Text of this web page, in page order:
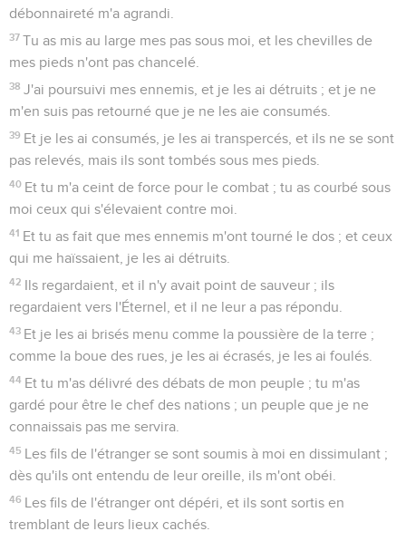
débonnaireté m'a agrandi.
37 Tu as mis au large mes pas sous moi, et les chevilles de
mes pieds n'ont pas chancelé.
38 J'ai poursuivi mes ennemis, et je les ai détruits ; et je ne
m'en suis pas retourné que je ne les aie consumés.
39 Et je les ai consumés, je les ai transpercés, et ils ne se sont
pas relevés, mais ils sont tombés sous mes pieds.
40 Et tu m'a ceint de force pour le combat ; tu as courbé sous
moi ceux qui s'élevaient contre moi.
41 Et tu as fait que mes ennemis m'ont tourné le dos ; et ceux
qui me haïssaient, je les ai détruits.
42 Ils regardaient, et il n'y avait point de sauveur ; ils
regardaient vers l'Éternel, et il ne leur a pas répondu.
43 Et je les ai brisés menu comme la poussière de la terre ;
comme la boue des rues, je les ai écrasés, je les ai foulés.
44 Et tu m'as délivré des débats de mon peuple ; tu m'as
gardé pour être le chef des nations ; un peuple que je ne
connaissais pas me servira.
45 Les fils de l'étranger se sont soumis à moi en dissimulant ;
dès qu'ils ont entendu de leur oreille, ils m'ont obéi.
46 Les fils de l'étranger ont dépéri, et ils sont sortis en
tremblant de leurs lieux cachés.